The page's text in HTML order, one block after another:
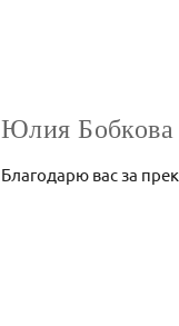
Юлия Бобкова
Благодарю вас за